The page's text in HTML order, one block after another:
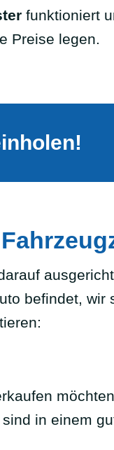
funktioniert
Preise legen.
befindet,
in einem